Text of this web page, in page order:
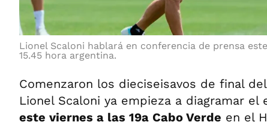
Lionel Scaloni hablará en conferencia de prensa
15.45 hora argentina.
Comenzaron los dieciseisavos de final del
Lionel Scaloni ya empieza a diagramar
este viernes a las 19a Cabo Verde en el